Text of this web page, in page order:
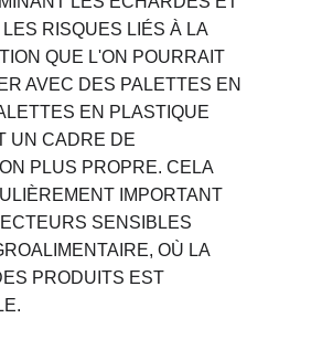
RISQUES LIÉS À LA
QUE L'ON POURRAIT
AVEC DES PALETTES EN
EN PLASTIQUE
UN CADRE DE
PLUS PROPRE. CELA
IMPORTANT
SENSIBLES
OÙ LA
PRODUITS EST